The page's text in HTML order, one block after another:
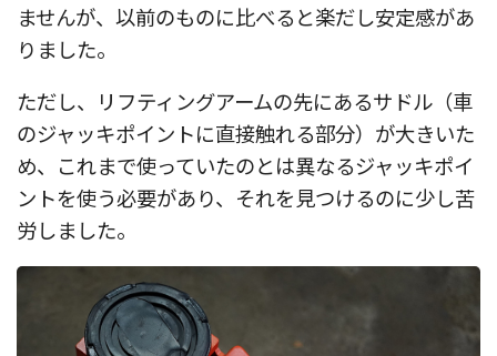
ませんが、以前のものに比べると楽だし安定感があ
りました。
ただし、リフティングアームの先にあるサドル（車
のジャッキポイントに直接触れる部分）が大きいた
め、これまで使っていたのとは異なるジャッキポイ
ントを使う必要があり、それを見つけるのに少し苦
労しました。